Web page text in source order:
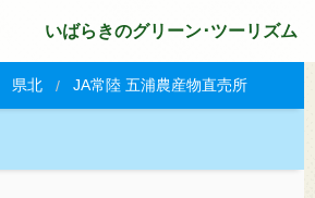
いばらきのグリーン･ツーリズム
県北 JA常陸 五浦農産物直売所